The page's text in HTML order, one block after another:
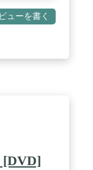
ューを書く
[DVD]